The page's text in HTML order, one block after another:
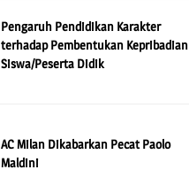
Pengaruh Pendidikan Karakter
terhadap Pembentukan Kepribadian
Siswa/Peserta Didik
AC Milan Dikabarkan Pecat Paolo
Maldini